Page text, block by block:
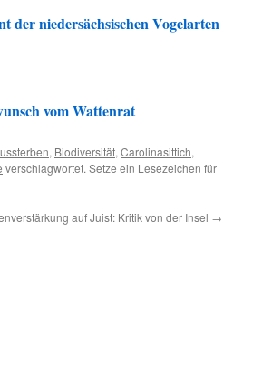
der niedersächsischen Vogelarten
vom Wattenrat
, Biodiversität, Carolinasittich,
verschlagwortet. Setze ein Lesezeichen für
auf Juist: Kritik von der Insel →